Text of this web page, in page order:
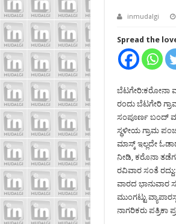
inmudalgi
Spread the
ಬೆಟಗೇರಿ:ಕರೋನಾ
ರಂದು ಬೆಟಗೇರಿ
ಸಂಪೂರ್ಣ ಬಂದ್
ಸ್ಥಳೀಯ ಗ್ರಾಮ
ಮಾಸ್ಕ್ ಇಲ್ಲದೇ
ನೀಡಿ, ಕರೊನಾ
ರವಿವಾರ ಸಂತೆ
ವಾರದ ಭಾನುವಾರ
ಮುಂಗಟ್ಟು
ನಾಗರಿಕರು ಪತ್ರಿಕಾ